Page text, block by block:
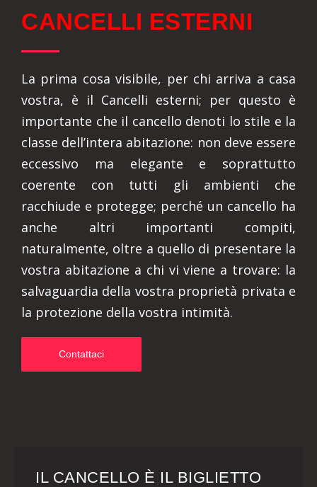
CANCELLI ESTERNI
La prima cosa visibile, per chi arriva a casa
vostra, è il Cancelli esterni; per questo è
importante che il cancello denoti lo stile e la
classe dell’intera abitazione: non deve essere
eccessivo ma elegante e soprattutto
coerente con tutti gli ambienti che
racchiude e protegge; perché un cancello ha
anche altri importanti compiti,
naturalmente, oltre a quello di presentare la
vostra abitazione a chi vi viene a trovare: la
salvaguardia della vostra proprietà privata e
la protezione della vostra intimità.
Contattaci
IL CANCELLO È IL BIGLIETTO